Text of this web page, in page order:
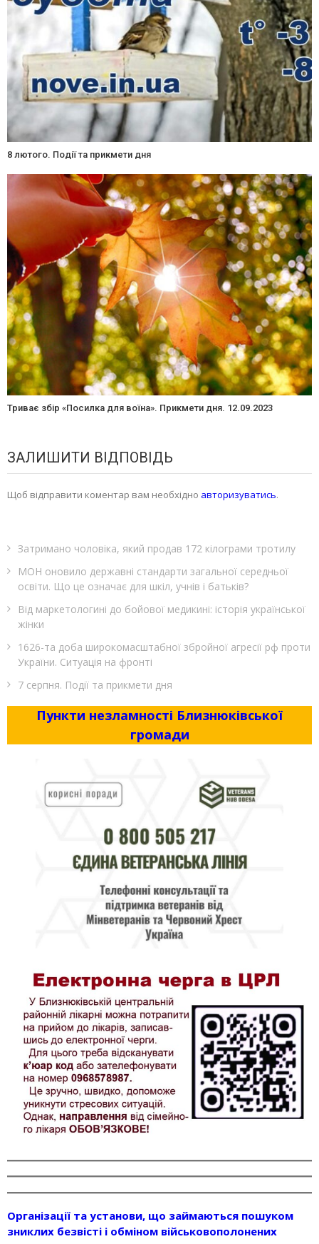
8 лютого. Події та прикмети дня
Триває збір «Посилка для воїна». Прикмети дня. 12.09.2023
ЗАЛИШИТИ ВІДПОВІДЬ
Щоб відправити коментар вам необхідно авторизуватись.
Затримано чоловіка, який продав 172 кілограми тротилу
МОН оновило державні стандарти загальної середньої
освіти. Що це означає для шкіл, учнів і батьків?
Від маркетологині до бойової медикині: історія української
жінки
1626-та доба широкомасштабної збройної агресії рф проти
України. Ситуація на фронті
7 серпня. Події та прикмети дня
Пункти незламності Близнюківської
громади
Організації та установи, що займаються пошуком
зниклих безвісті і обміном військовополонених